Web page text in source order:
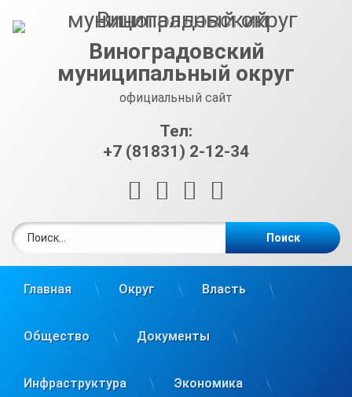
Виноградовский
муниципальный округ
официальный сайт
Тел:
+7 (81831) 2-12-34
RSS E-mailВКонтакте
Главная Округ Власть
Общество Документы
Инфраструктура Экономика